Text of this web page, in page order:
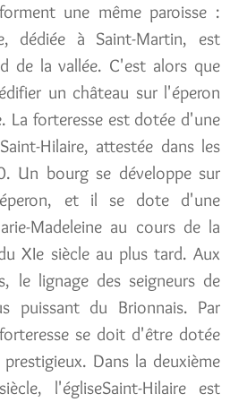
une même paroisse :
dédiée à Saint-Martin, est
de la vallée. C'est alors que
un château sur l'éperon
La forteresse est dotée d'une
Hilaire, attestée dans les
Un bourg se développe sur
et il se dote d'une
Madeleine au cours de la
XIe siècle au plus tard. Aux
le lignage des seigneurs de
puissant du Brionnais. Par
se doit d'être dotée
Dans la deuxième
l'égliseSaint-Hilaire est